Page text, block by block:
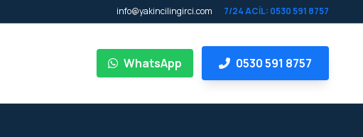
info@yakincilingirci.com 7/24 ACİL: 0530 591 8757
WhatsApp 0530 591 8757